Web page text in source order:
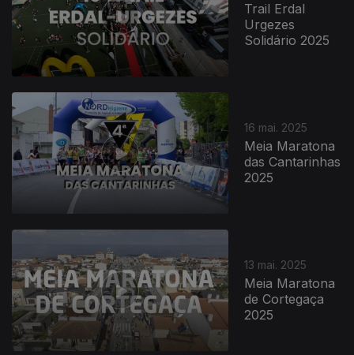
Trail Erdal
Urgezes
Solidário 2025
16 mai. 2025
Meia Maratona
das Cantarinhas
2025
13 mai. 2025
Meia Maratona
de Cortegaça
2025